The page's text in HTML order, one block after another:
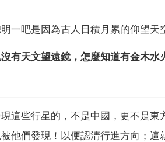
一吧是因為古人日積月累的仰望天
有天文望遠鏡，怎麼知道有金木水
這些行星的，不是中國，更不是
他們發現！以便認清行進方向；